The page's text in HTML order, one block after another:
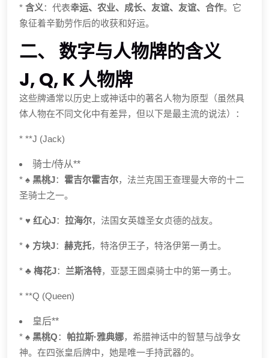
* 含义：代表幸运、农业、成长、友谊、友谊、合作。它
象征着辛勤劳作后的收获和好运。
二、 数字与人物牌的含义
J, Q, K 人物牌
这些牌通常以历史上或神话中的著名人物为原型（虽然具
体人物在不同文化中有差异，但以下是最主流的说法）：
* **J (Jack)
骑士/侍从**
* ♠️ 黑桃J： 霍吉尔霍吉尔，法兰克国王查理曼大帝的十二
圣骑士之一。
* ♥️ 红心J： 拉海尔，法国女英雄圣女贞德的战友。
* ♦️ 方块J： 赫克托，特洛伊王子，特洛伊第一勇士。
* ♣️ 梅花J： 兰斯洛特，亚瑟王圆桌骑士中的第一勇士。
* **Q (Queen)
皇后**
* ♠️ 黑桃Q： 帕拉斯·雅典娜，希腊神话中的智慧与战争女
神。在四张皇后牌中，她是唯一手持武器的。